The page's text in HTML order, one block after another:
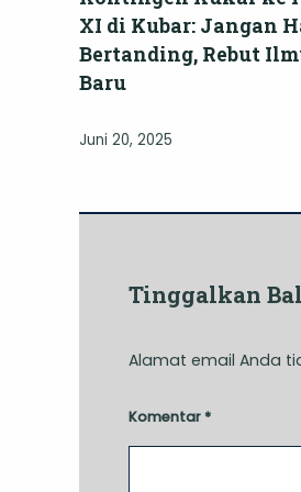
XI di Kubar: Jangan
Bertanding, Rebut
Baru
Juni 20, 2025
Tinggalkan
Alamat email Anda
Komentar *